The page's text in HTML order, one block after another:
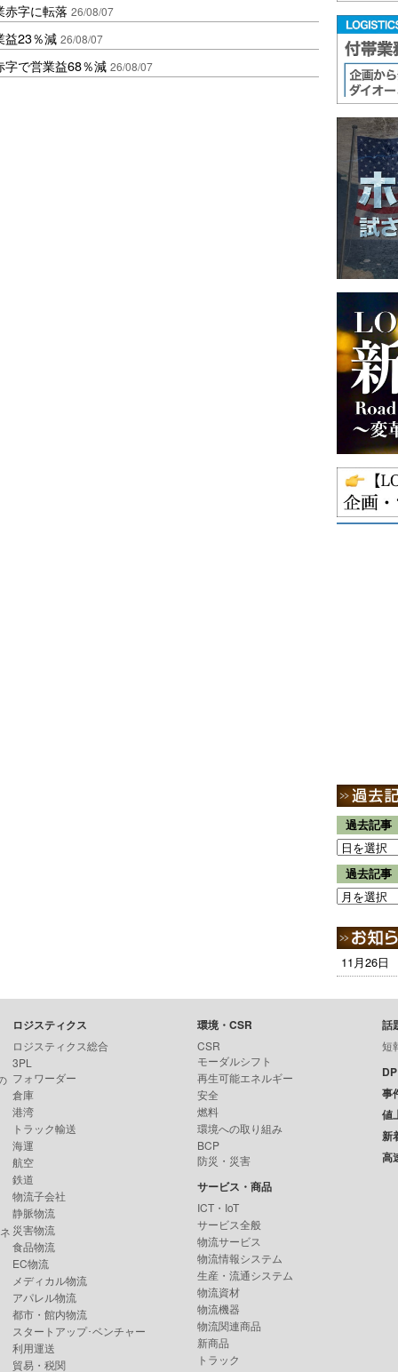
赤字に転落 26/08/07
益23％減 26/08/07
字で営業益68％減 26/08/07
過去記事
過去記事
11月26日
ロジスティクス
ロジスティクス総合
3PL
フォワーダー
倉庫
港湾
トラック輸送
海運
航空
鉄道
物流子会社
静脈物流
災害物流
食品物流
EC物流
メディカル物流
アパレル物流
都市・館内物流
スタートアップ･ベンチャー
利用運送
貿易・税関
環境・CSR
CSR
モーダルシフト
再生可能エネルギー
安全
燃料
環境への取り組み
BCP
防災・災害
サービス・商品
ICT・IoT
サービス全般
物流サービス
物流情報システム
生産・流通システム
物流資材
物流機器
物流関連商品
新商品
トラック
話
短
事
値
新
高